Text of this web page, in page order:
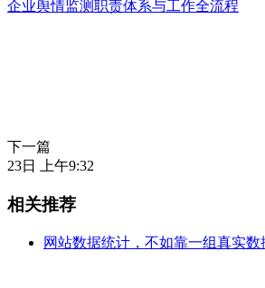
企业舆情监测职责体系与工作全流程
下一篇
23日 上午9:32
相关推荐
网站数据统计，不如靠一组真实数